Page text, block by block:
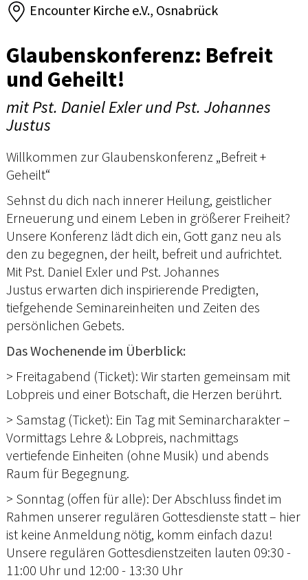
Encounter Kirche e.V., Osnabrück
Glaubenskonferenz: Befreit
und Geheilt!
mit Pst. Daniel Exler und Pst. Johannes
Justus
Willkommen zur Glaubenskonferenz „Befreit +
Geheilt“
Sehnst du dich nach innerer Heilung, geistlicher
Erneuerung und einem Leben in größerer Freiheit?
Unsere Konferenz lädt dich ein, Gott ganz neu als
den zu begegnen, der heilt, befreit und aufrichtet.
Mit Pst. Daniel Exler und Pst. Johannes
Justus erwarten dich inspirierende Predigten,
tiefgehende Seminareinheiten und Zeiten des
persönlichen Gebets.
Das Wochenende im Überblick:
> Freitagabend (Ticket): Wir starten gemeinsam mit
Lobpreis und einer Botschaft, die Herzen berührt.
> Samstag (Ticket): Ein Tag mit Seminarcharakter –
Vormittags Lehre & Lobpreis, nachmittags
vertiefende Einheiten (ohne Musik) und abends
Raum für Begegnung.
> Sonntag (offen für alle): Der Abschluss findet im
Rahmen unserer regulären Gottesdienste statt – hier
ist keine Anmeldung nötig, komm einfach dazu!
Unsere regulären Gottesdienstzeiten lauten 09:30 -
11:00 Uhr und 12:00 - 13:30 Uhr